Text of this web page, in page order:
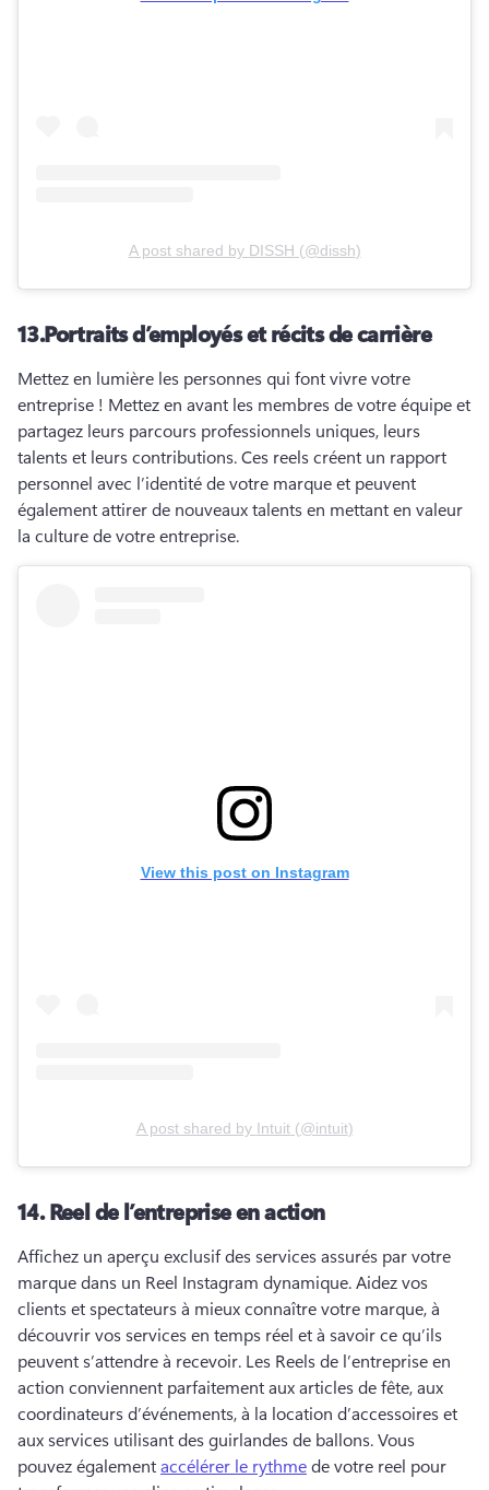
A post shared by DISSH (@dissh)
13.Portraits d’employés et récits de carrière
Mettez en lumière les personnes qui font vivre votre
entreprise ! Mettez en avant les membres de votre équipe et
partagez leurs parcours professionnels uniques, leurs
talents et leurs contributions. Ces reels créent un rapport
personnel avec l’identité de votre marque et peuvent
également attirer de nouveaux talents en mettant en valeur
la culture de votre entreprise.
View this post on Instagram
A post shared by Intuit(@intuit)
14.Reel de l’entreprise en action
Affichez un aperçu exclusif des services assurés par votre
marque dans un Reel Instagram dynamique. Aidez vos
clients et spectateurs à mieux connaître votre marque, à
découvrir vos services en temps réel et à savoir ce qu’ils
peuvent s’attendre à recevoir. Les Reels de l’entreprise en
action conviennent parfaitement aux articles de fête, aux
coordinateurs d’événements, à la location d’accessoires et
aux services utilisant des guirlandes de ballons. Vous
pouvez également accélérer le rythme de votre reel pour